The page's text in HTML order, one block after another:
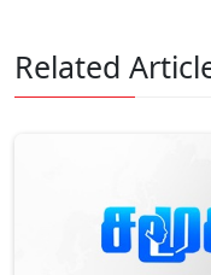
Related